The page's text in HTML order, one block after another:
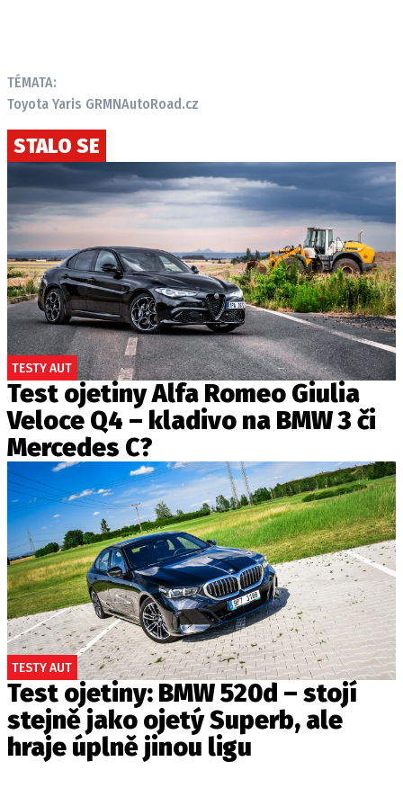
TÉMATA:
Toyota Yaris GRMNAutoRoad.cz
STALO SE
TESTY AUT
Test ojetiny Alfa Romeo Giulia
Veloce Q4 – kladivo na BMW 3 či
Mercedes C?
TESTY AUT
Test ojetiny: BMW 520d – stojí
stejně jako ojetý Superb, ale
hraje úplně jinou ligu